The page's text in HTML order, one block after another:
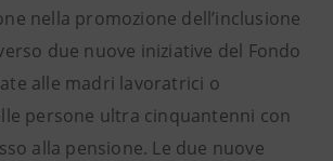
nella promozione dell’inclusione
due nuove iniziative del Fondo
alle madri lavoratrici o
persone ultra cinquantenni con
alla pensione. Le due nuove